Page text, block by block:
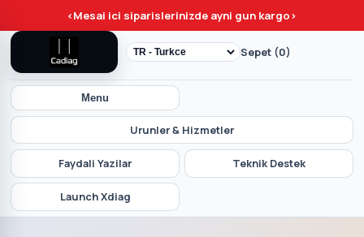
<Mesai ici siparislerinizde ayni gun kargo>
Menu
Urunler & Hizmetler
Faydali Yazilar Teknik Destek
Launch Xdiag
Sepet (0)